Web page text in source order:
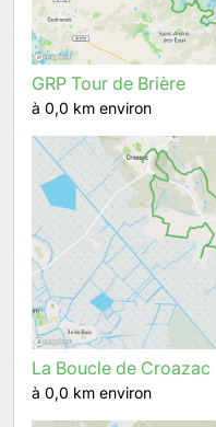
GRP Tour de Brière
à 0,0 km environ
La Boucle de Croazac
à 0,0 km environ